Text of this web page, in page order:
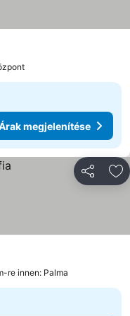
megjelenítése
re innen: Palma